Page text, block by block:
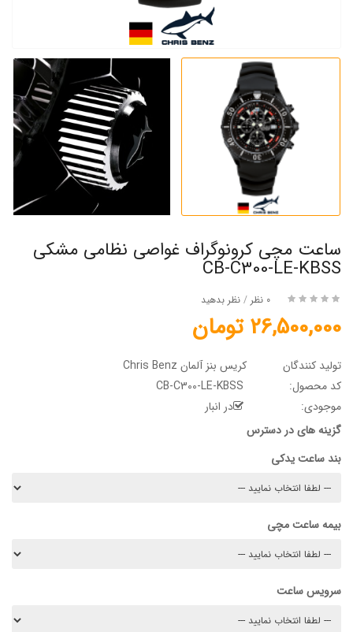
ساعت مچی کرونوگراف غواصی نظامی مشکی
CB-C300-LE-KBSS
0 نظر / نظر بدهید
26,500,000 تومان
تولید کنندگان
کریس بنز آلمان Chris Benz
کد محصول:
موجودی:
در انبار
گزینه های در دسترس
بند ساعت یدکی
بیمه ساعت مچی
سرویس ساعت